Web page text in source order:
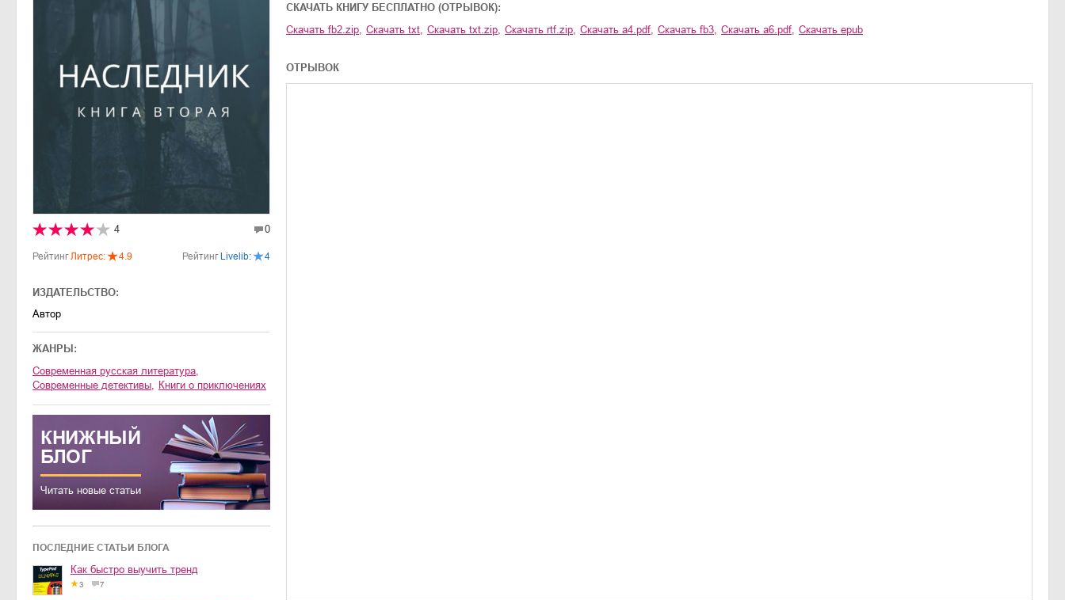
4 0
РейтингЛитрес: 4.9 РейтингLivelib: 4
ИЗДАТЕЛЬСТВО:
Автор
ЖАНРЫ:
современная русская литература
современные детективы
книги о приключениях
КНИЖНЫЙ
БЛОГ
Читать новые статьи
ПОСЛЕДНИЕ СТАТЬИ БЛОГА
Как быстро выучить тренд
3 7
CКАЧАТЬ КНИГУ БЕСПЛАТНО (ОТРЫВОК):
Скачать fb2.zip, Скачать txt, Скачать txt.zip, Скачать rtf.zip, Скачать a4.pdf, Скачать fb3, Скачать a6.pdf, Скачать epub
ОТРЫВОК